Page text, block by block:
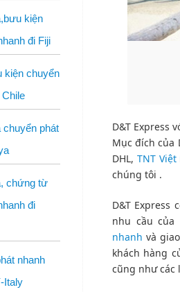
D&T Express
Mục đích của
DHL, TNT Việt
chúng tôi .
D&T
nhu cầu
nhanh và
khách hàng
cũng như các
kiện
đi Fiji
kiện chuyển
Chile
chuyển phát
chứng từ
đi
nhanh
Italy